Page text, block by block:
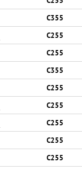
С355
С255
С255
С355
С255
С255
С255
С255
С255